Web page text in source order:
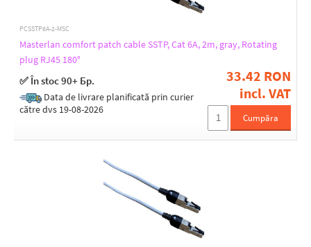
PCSSTP6A-2-MSC
Masterlan comfort patch cable SSTP, Cat 6A, 2m, gray, Rotating
plug RJ45 180°
✅ În stoc 90+ Бр.
Data de livrare planificată prin curier
către dvs 19-08-2026
33.42 RON
incl. VAT
Cumpăra